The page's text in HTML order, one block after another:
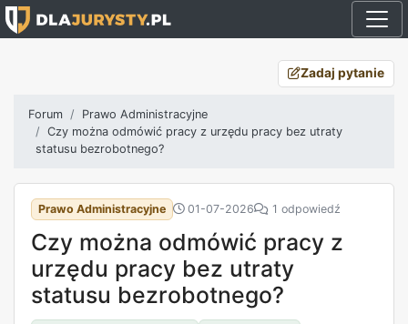
Zadaj pytanie
Forum
Prawo Administracyjne
Czy można odmówić pracy z urzędu pracy bez utraty
statusu bezrobotnego?
Prawo Administracyjne 01-07-2026 1 odpowiedź
Czy można odmówić pracy z
urzędu pracy bez utraty
statusu bezrobotnego?